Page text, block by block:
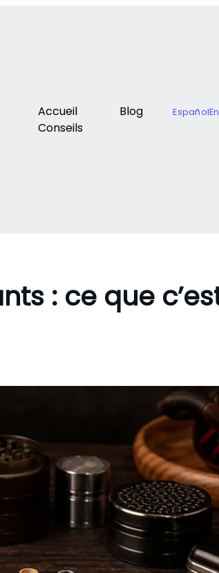
Accueil
Blog
Conseils
Español
: ce que